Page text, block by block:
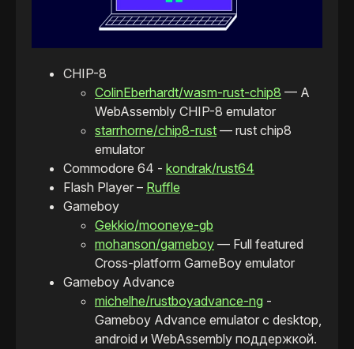
CHIP-8
ColinEberhardt/wasm-rust-chip8 — A
WebAssembly CHIP-8 emulator
starrhorne/chip8-rust — rust chip8
emulator
Commodore 64 - kondrak/rust64
Flash Player – Ruffle
Gameboy
Gekkio/mooneye-gb
mohanson/gameboy — Full featured
Cross-platform GameBoy emulator
Gameboy Advance
michelhe/rustboyadvance-ng -
Gameboy Advance emulator с desktop,
android и WebAssembly поддержкой.